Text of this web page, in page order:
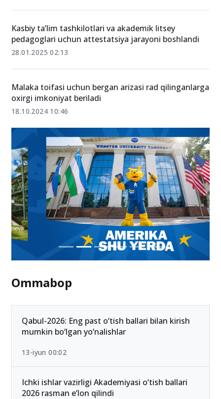
Kasbiy ta’lim tashkilotlari va akademik litsey
pedagoglari uchun attestatsiya jarayoni boshlandi
28.01.2025 02:13
Malaka toifasi uchun bergan arizasi rad qilinganlarga
oxirgi imkoniyat beriladi
18.10.2024 10:46
Ommabop
Qabul-2026: Eng past o‘tish ballari bilan kirish
mumkin bo‘lgan yo‘nalishlar
13-iyun 00:02
Ichki ishlar vazirligi Akademiyasi o‘tish ballari
2026 rasman e’lon qilindi